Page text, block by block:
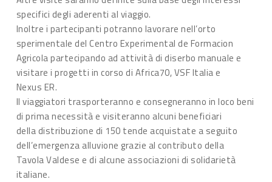
specifici degli aderenti al viaggio.
Inoltre i partecipanti potranno lavorare nell’orto
sperimentale del Centro Experimental de Formacion
Agricola partecipando ad attività di diserbo manuale e
visitare i progetti in corso di Africa70, VSF Italia e
Nexus ER.
Il viaggiatori trasporteranno e consegneranno in loco beni
di prima necessità e visiteranno alcuni beneficiari
della distribuzione di 150 tende acquistate a seguito
dell’emergenza alluvione grazie al contributo della
Tavola Valdese e di alcune associazioni di solidarietà
italiane.